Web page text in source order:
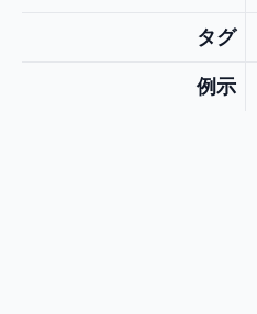
タグ
例示